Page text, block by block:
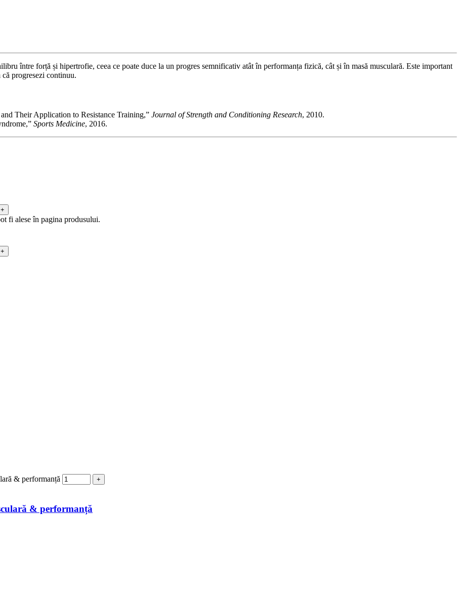
între forță și hipertrofie, ceea ce poate duce la un progres semnificativ atât în performanța fizică, cât și în masă musculară. Este important
că progresezi continuu.
Their Application to Resistance Training,” Journal of Strength and Conditioning Research, 2010.
Sports Medicine, 2016.
fi alese în pagina produsului.
& performanță
& performanță